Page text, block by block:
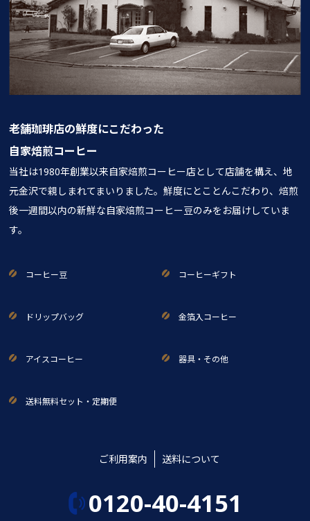
老舗珈琲店の鮮度にこだわった
自家焙煎コーヒー
当社は1980年創業以来自家焙煎コーヒー店として店舗を構え、地
元金沢で親しまれてまいりました。鮮度にとことんこだわり、焙煎
後一週間以内の新鮮な自家焙煎コーヒー豆のみをお届けしていま
す。
コーヒー豆 コーヒーギフト
ドリップバッグ 金箔入コーヒー
アイスコーヒー 器具・その他
送料無料セット・定期便
ご利用案内 送料について
0120-40-4151